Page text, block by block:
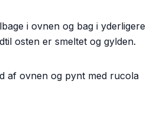
i ovnen og bag i yderligere
osten er smeltet og gylden.
af ovnen og pynt med rucola